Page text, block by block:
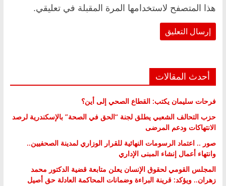
هذا المتصفح لاستخدامها المرة المقبلة في تعليقي.
أحدث المقالات
فرحات سليمان يكتب: القطاع الصحي إلى أين؟
حزب التحالف الشعبي يطلق لجنة “الحق في الصحة” بالإسكندرية لرصد
الانتهاكات ودعم المرضى
صور .. اعتماد الرسومات النهائية للقرار الوزاري لمدينة الصحفيين..
وانتهاء أعمال إنشاء المبنى الإداري
المجلس القومي لحقوق الإنسان يعلن متابعة قضية الدكتور محمد
زهران.. ويؤكد: قرينة البراءة وضمانات المحاكمة العادلة حق أصيل